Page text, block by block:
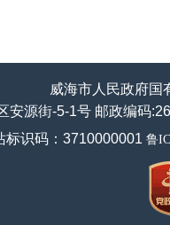
威海市人民政府国
安源街-5-1号 邮政编码
标识码：3710000001 鲁